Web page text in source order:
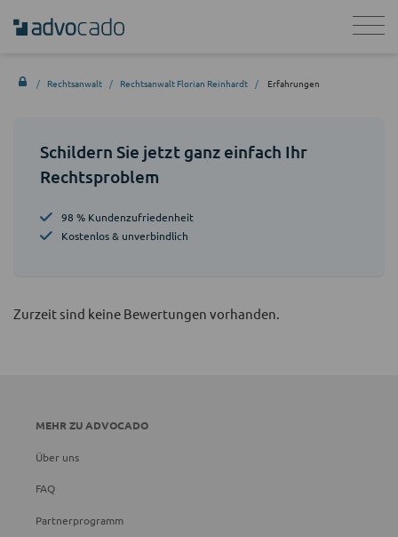
Rechtsanwalt Rechtsanwalt Florian Reinhardt Erfahrungen
Schildern Sie jetzt ganz einfach Ihr
Rechtsproblem
98 % Kundenzufriedenheit
Kostenlos & unverbindlich
Zurzeit sind keine Bewertungen vorhanden.
MEHR ZU ADVOCADO
Über uns
FAQ
Partnerprogramm